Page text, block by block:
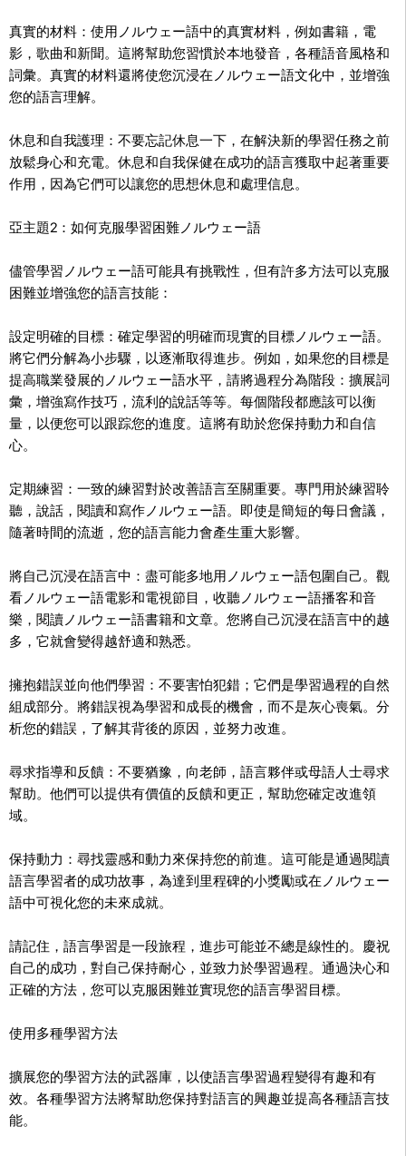
真實的材料：使用ノルウェー語中的真實材料，例如書籍，電
影，歌曲和新聞。這將幫助您習慣於本地發音，各種語音風格和
詞彙。真實的材料還將使您沉浸在ノルウェー語文化中，並增強
您的語言理解。
休息和自我護理：不要忘記休息一下，在解決新的學習任務之前
放鬆身心和充電。休息和自我保健在成功的語言獲取中起著重要
作用，因為它們可以讓您的思想休息和處理信息。
亞主題2：如何克服學習困難ノルウェー語
儘管學習ノルウェー語可能具有挑戰性，但有許多方法可以克服
困難並增強您的語言技能：
設定明確的目標：確定學習的明確而現實的目標ノルウェー語。
將它們分解為小步驟，以逐漸取得進步。例如，如果您的目標是
提高職業發展的ノルウェー語水平，請將過程分為階段：擴展詞
彙，增強寫作技巧，流利的說話等等。每個階段都應該可以衡
量，以便您可以跟踪您的進度。這將有助於您保持動力和自信
心。
定期練習：一致的練習對於改善語言至關重要。專門用於練習聆
聽，說話，閱讀和寫作ノルウェー語。即使是簡短的每日會議，
隨著時間的流逝，您的語言能力會產生重大影響。
將自己沉浸在語言中：盡可能多地用ノルウェー語包圍自己。觀
看ノルウェー語電影和電視節目，收聽ノルウェー語播客和音
樂，閱讀ノルウェー語書籍和文章。您將自己沉浸在語言中的越
多，它就會變得越舒適和熟悉。
擁抱錯誤並向他們學習：不要害怕犯錯；它們是學習過程的自然
組成部分。將錯誤視為學習和成長的機會，而不是灰心喪氣。分
析您的錯誤，了解其背後的原因，並努力改進。
尋求指導和反饋：不要猶豫，向老師，語言夥伴或母語人士尋求
幫助。他們可以提供有價值的反饋和更正，幫助您確定改進領
域。
保持動力：尋找靈感和動力來保持您的前進。這可能是通過閱讀
語言學習者的成功故事，為達到里程碑的小獎勵或在ノルウェー
語中可視化您的未來成就。
請記住，語言學習是一段旅程，進步可能並不總是線性的。慶祝
自己的成功，對自己保持耐心，並致力於學習過程。通過決心和
正確的方法，您可以克服困難並實現您的語言學習目標。
使用多種學習方法
擴展您的學習方法的武器庫，以使語言學習過程變得有趣和有
效。各種學習方法將幫助您保持對語言的興趣並提高各種語言技
能。